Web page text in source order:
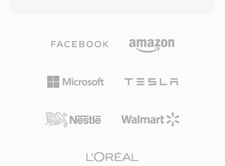
Vorbis selama bertahun-tahun sebagai codec
streaming utamanya karena alasan ini. Format
bitrate rendah dengan lebih baik dibanding
tetap populer dalam video game di mana
penyimpanan terbatas dan ribuan efek suara
dan Android semuanya menyediakan decoding
Rice — mengeksploitasi distribusi statistik dari
tanpa membuang data. Kedalaman bit hingga
32 dan sample rate hingga 655 kHz didukung,
tinggi. Dukungan perangkat keras sangat luas:
mendekode FLAC secara native. Layanan